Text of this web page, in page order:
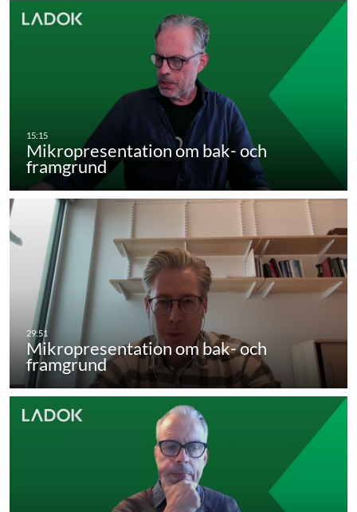
Mikropresentation om bak- och
framgrund
Mikropresentation om bak- och
framgrund